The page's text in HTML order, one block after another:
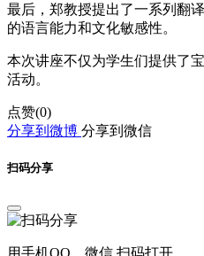
最后，郑教授提出了一系列翻
的语言能力和文化敏感性。
本次讲座不仅为学生们提供了
活动。
点赞(0)
分享到微博 分享到微信
扫码分享
用手机QQ、微信 扫码打开